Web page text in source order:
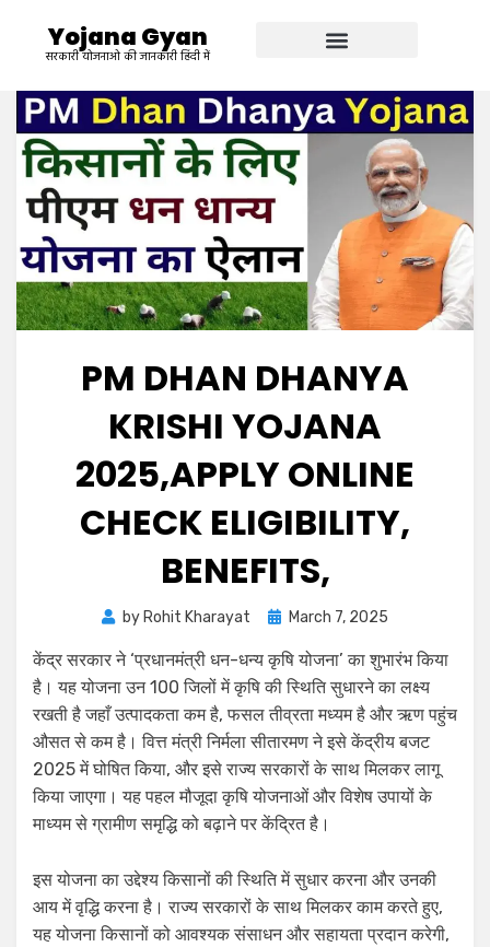
Yojana Gyan
सरकारी योजनाओ की जानकारी हिंदी में
PM DHAN DHANYA
KRISHI YOJANA
2025,APPLY ONLINE
CHECK ELIGIBILITY,
BENEFITS,
by Rohit Kharayat March 7, 2025
केंद्र सरकार ने ‘प्रधानमंत्री धन-धन्य कृषि योजना’ का शुभारंभ किया
है। यह योजना उन 100 जिलों में कृषि की स्थिति सुधारने का लक्ष्य
रखती है जहाँ उत्पादकता कम है, फसल तीव्रता मध्यम है और ऋण पहुंच
औसत से कम है। वित्त मंत्री निर्मला सीतारमण ने इसे केंद्रीय बजट
2025 में घोषित किया, और इसे राज्य सरकारों के साथ मिलकर लागू
किया जाएगा। यह पहल मौजूदा कृषि योजनाओं और विशेष उपायों के
माध्यम से ग्रामीण समृद्धि को बढ़ाने पर केंद्रित है।
इस योजना का उद्देश्य किसानों की स्थिति में सुधार करना और उनकी
आय में वृद्धि करना है। राज्य सरकारों के साथ मिलकर काम करते हुए,
यह योजना किसानों को आवश्यक संसाधन और सहायता प्रदान करेगी,